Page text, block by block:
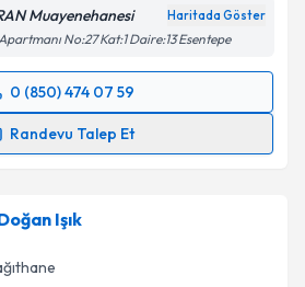
kabul ediyorum.
Talebini Gönder
Muayenehanesi Haritada Göster
No:27 Kat:1 Daire:13 Esentepe
0 (850) 474 07 59
Randevu Talep Et
Talebi
e-posta ile bilgilendireceğiz.
Işık